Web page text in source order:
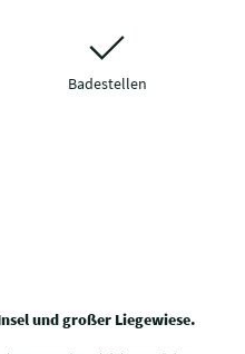
Badestellen
und großer Liegewiese.